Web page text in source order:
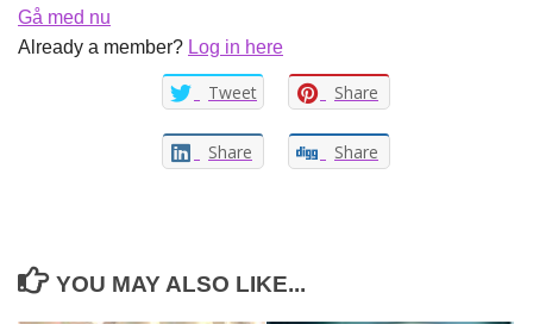
Gå med nu
Already a member? Log in here
Tweet Share
Share Share
YOU MAY ALSO LIKE...